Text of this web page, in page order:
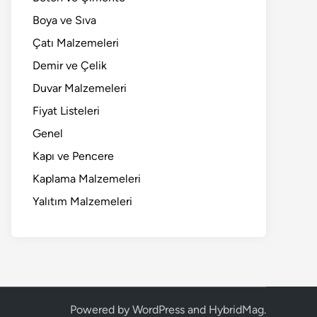
Boya ve Sıva
Çatı Malzemeleri
Demir ve Çelik
Duvar Malzemeleri
Fiyat Listeleri
Genel
Kapı ve Pencere
Kaplama Malzemeleri
Yalıtım Malzemeleri
Powered by WordPress and HybridMag.